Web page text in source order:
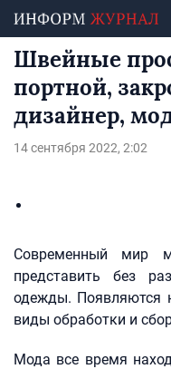
Швейные
портной,
дизайнер,
14 сентября 2022, 2:02
Современный мир
представить без
одежды. Появляются
виды обработки и
Мода все время